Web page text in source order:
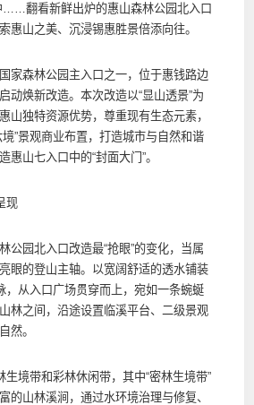
……翻看新鲜出炉的惠山森林公园北入口
惠山之美、沉浸锡惠胜景倍添向往。
森林公园主入口之一，位于惠钱路边
动焕新改造。本次改造以“显山透景”为
山独特资源优势，尊重现有生态元素，
”景观商业布置，打造城市与自然和谐
惠山七入口中的“封面大门”。
现
园北入口改造最“抢眼”的变化，当属
眼的登山主轴。以宽阔舒适的透水铺装
，从入口广场贯穿而上，宛如一条蜿蜒
林之间，沿途设置临溪平台、二级景观
然。
境带和彩林休闲带，其中“密林生境带”
的山林溪涧，通过水环境治理与修复、